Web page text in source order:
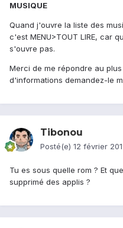
MUSIQUE
Quand j'ouvre la liste des
c'est MENU>TOUT LIRE, car
s'ouvre pas.
Merci de me répondre au
d'informations demandez-le
Tibonou
Posté(e) 12 février
Tu es sous quelle rom ? Et
supprimé des applis ?